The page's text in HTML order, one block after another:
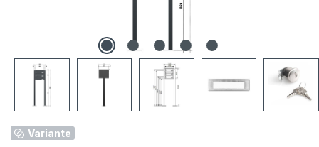
Variante